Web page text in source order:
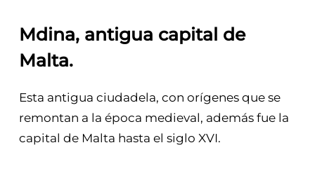
Mdina, antigua capital de
Malta.
Esta antigua ciudadela, con orígenes que se
remontan a la época medieval, además fue la
capital de Malta hasta el siglo XVI.